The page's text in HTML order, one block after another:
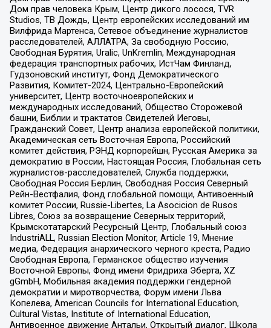
Дом прав человека Крым, Центр дикого лосося, TVR
Studios, ТВ Дождь, Центр европейских исследований им
Вилфрида Мартенса, Сетевое объединение журналистов
расследователей, АЛЛАТРА, За свободную Россию,
Свободная Бурятия, Uralic, UnKremlin, Международная
федерация транспортных рабочих, ИстЧам Финланд,
Гудзоновский институт, Фонд Демократического
Развития, Комитет-2024, Центрально-Европейский
университет, Центр восточноевропейских и
международных исследований, Общество Сторожевой
башни, Библии и трактатов Свидетелей Иеговы,
Гражданский Совет, Центр анализа европейской политики,
Академическая сеть Восточная Европа, Российский
комитет действия, РЭНД корпорейшн, Русская Америка за
демократию в России, Настоящая Россия, Глобальная сеть
журналистов-расследователей, Служба поддержки,
Свободная Россия Берлин, Свободная Россия Северный
Рейн-Вестфалия, Фонд глобальной помощи, Антивоенный
комитет России, Russie-Libertes, La Asocicion de Rusos
Libres, Союз за возвращение Северных территорий,
Крымскотатарский Ресурсный Центр, Глобальный союз
IndustriALL, Russian Election Monitor, Article 19, Мнение
медиа, Федерация анархического черного креста, Радио
Свободная Европа, Германское общество изучения
Восточной Европы, Фонд имени Фридриха Эберта, XZ
gGmbH, Мобильная академия поддержки гендерной
демократии и миротворчества, Форум имени Льва
Копелева, American Councils for International Education,
Cultural Vistas, Institute of International Education,
Антивоенное движение Антальи, Открытый диалог, Школа